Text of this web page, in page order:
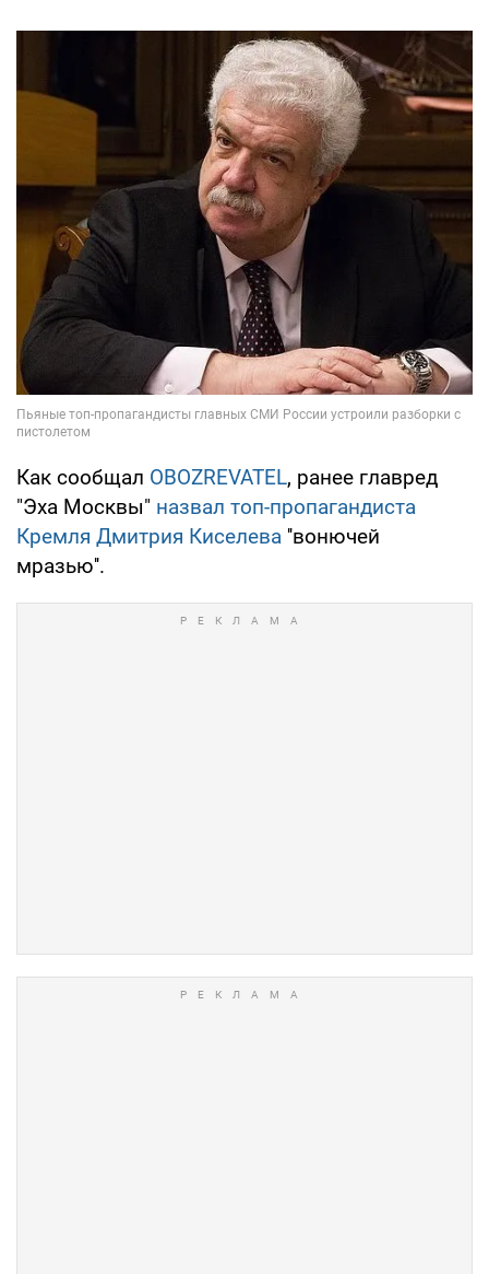
Как сообщал OBOZREVATEL, ранее главред
"Эха Москвы" назвал топ-пропагандиста
Кремля Дмитрия Киселева ''вонючей
мразью''.